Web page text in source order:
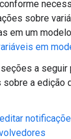
sobre
em um
em
a seguir
sobre a edição